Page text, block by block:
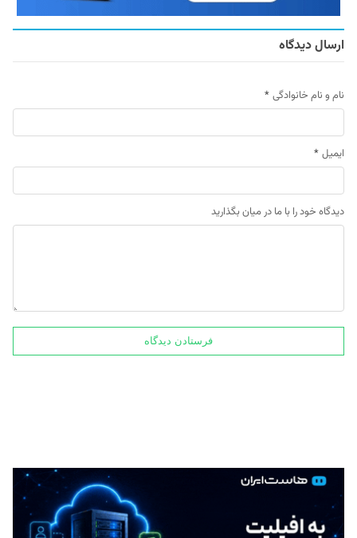
ارسال دیدگاه
نام و نام خانوادگی *
ایمیل *
دیدگاه خود را با ما در میان بگذارید